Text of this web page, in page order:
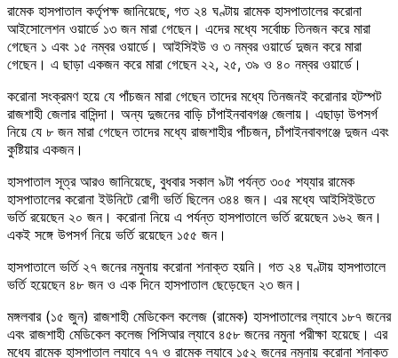
রামেক হাসপাতাল কর্তৃপক্ষ জানিয়েছে, গত ২৪ ঘণ্টায় রামেক হাসপাতালের করোনা
আইসোলেশন ওয়ার্ডে ১৩ জন মারা গেছেন। এদের মধ্যে সর্বোচ্চ তিনজন করে মারা
গেছেন ১ এবং ১৫ নম্বর ওয়ার্ডে। আইসিইউ ও ৩ নম্বর ওয়ার্ডে দুজন করে মারা
গেছেন। এ ছাড়া একজন করে মারা গেছেন ২২, ২৫, ৩৯ ও ৪০ নম্বর ওয়ার্ডে।
করোনা সংক্রমণ হয়ে যে পাঁচজন মারা গেছেন তাদের মধ্যে তিনজনই করোনার হটস্পট
রাজশাহী জেলার বাসিন্দা। অন্য দুজনের বাড়ি চাঁপাইনবাবগঞ্জ জেলায়। এছাড়া উপসর্গ
নিয়ে যে ৮ জন মারা গেছেন তাদের মধ্যে রাজশাহীর পাঁচজন, চাঁপাইনবাবগঞ্জে দুজন এবং
কুষ্টিয়ার একজন।
হাসপাতাল সূত্র আরও জানিয়েছে, বুধবার সকাল ৯টা পর্যন্ত ৩০৫ শয্যার রামেক
হাসপাতালের করোনা ইউনিটে রোগী ভর্তি ছিলেন ৩৪৪ জন। এর মধ্যে আইসিইউতে
ভর্তি রয়েছেন ২০ জন। করোনা নিয়ে এ পর্যন্ত হাসপাতালে ভর্তি রয়েছেন ১৬২ জন।
একই সঙ্গে উপসর্গ নিয়ে ভর্তি রয়েছেন ১৫৫ জন।
হাসপাতালে ভর্তি ২৭ জনের নমুনায় করোনা শনাক্ত হয়নি। গত ২৪ ঘণ্টায় হাসপাতালে
ভর্তি হয়েছেন ৪৮ জন ও এক দিনে হাসপাতাল ছেড়েছেন ২৩ জন।
মঙ্গলবার (১৫ জুন) রাজশাহী মেডিকেল কলেজ (রামেক) হাসপাতালের ল্যাবে ১৮৭ জনের
এবং রাজশাহী মেডিকেল কলেজ পিসিআর ল্যাবে ৪৫৮ জনের নমুনা পরীক্ষা হয়েছে। এর
মধ্যে রামেক হাসপাতাল ল্যাবে ৭৭ ও রামেক ল্যাবে ১৫২ জনের নমুনায় করোনা শনাক্ত